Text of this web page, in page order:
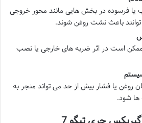
یا فرسوده در بخش هایی مانند محور خروجی
باعث نشت روغن شوند.
ممکن است در اثر ضربه های خارجی یا نصب
روغن یا فشار بیش از حد می تواند منجر به
شود.